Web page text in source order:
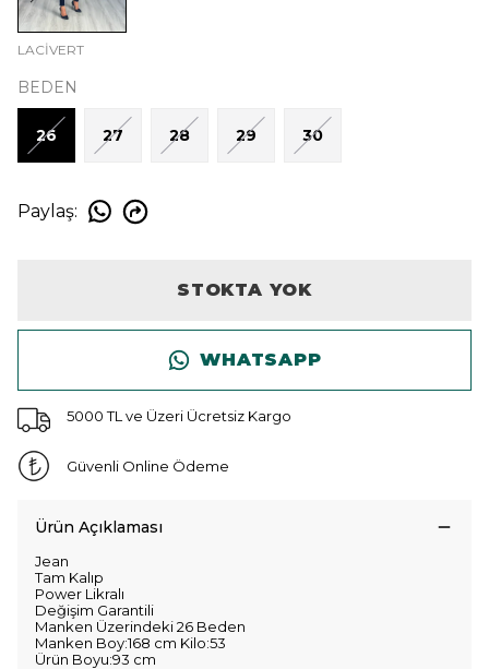
LACİVERT
BEDEN
26 27 28 29 30
Paylaş:
STOKTA YOK
WHATSAPP
5000 TL ve Üzeri Ücretsiz Kargo
Güvenli Online Ödeme
Ürün Açıklaması
Jean
Tam Kalıp
Power Likralı
Değişim Garantili
Manken Üzerindeki 26 Beden
Manken Boy:168 cm Kilo:53
Ürün Boyu:93 cm